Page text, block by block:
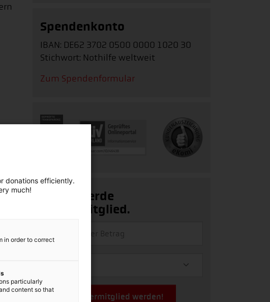
Spendenkonto
IBAN: DE62 3702 0500 0000 1020 30
Stichwort: Nothilfe weltweit
Zum Spendenformular
Ja, ich werde
Fördermitglied.
Jetzt Fördermitglied werden!
donations efficiently.
much!
in order to correct
particularly
content so that